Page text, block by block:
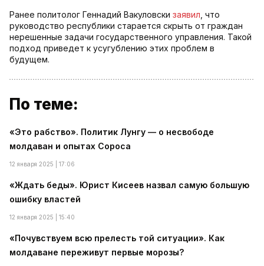
Ранее политолог Геннадий Вакуловски заявил , что
руководство республики старается скрыть от граждан
нерешенные задачи государственного управления. Такой
подход приведет к усугублению этих проблем в
будущем.
По теме:
«Это рабство». Политик Лунгу — о несвободе
молдаван и опытах Сороса
12 января 2025 | 17:06
«Ждать беды». Юрист Кисеев назвал самую большую
ошибку властей
12 января 2025 | 15:40
«Почувствуем всю прелесть той ситуации». Как
молдаване переживут первые морозы?